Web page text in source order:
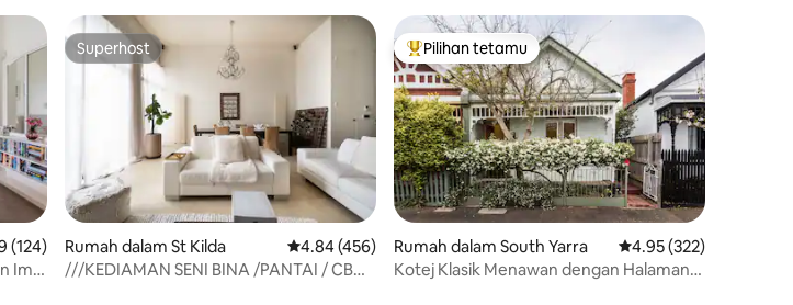
purata 4.99 daripada 5, 124 ulasan
(124)
Imej
Superhost
Superhost
Rumah dalam St Kilda Penarafan purata 4.84 daripada 5, 456 ulasan
4.84 (456)
///KEDIAMAN SENI BINA /PANTAI / CBD
Pilihan utama tetamu
Pilihan tetamu
Rumah dalam South Yarra Penarafan purata 4.95
4.95 (322)
Kotej Klasik Menawan dengan Halaman